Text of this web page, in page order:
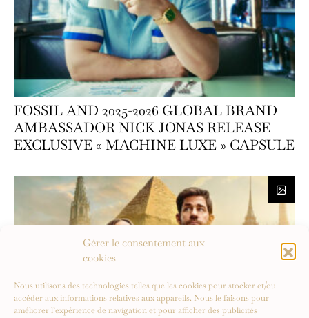
Gérer le consentement aux
cookies
Nous utilisons des technologies telles que les cookies pour stocker et/ou
accéder aux informations relatives aux appareils. Nous le faisons pour
améliorer l’expérience de navigation et pour afficher des publicités
FOSSIL AND 2025-2026 GLOBAL BRAND
AMBASSADOR NICK JONAS RELEASE
EXCLUSIVE « MACHINE LUXE » CAPSULE